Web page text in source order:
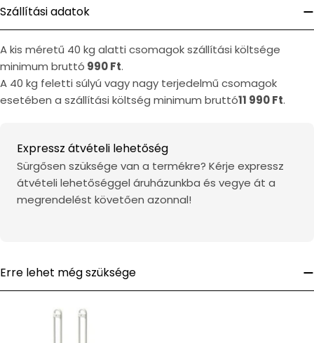
Szállítási adatok
A kis méretű 40 kg alatti csomagok szállítási költsége
minimum bruttó 990 Ft.
A 40 kg feletti súlyú vagy nagy terjedelmű csomagok
esetében a szállítási költség minimum bruttó11 990 Ft.
Expressz átvételi lehetőség
Sürgősen szüksége van a termékre? Kérje expressz
átvételi lehetőséggel áruházunkba és vegye át a
megrendelést követően azonnal!
Erre lehet még szüksége